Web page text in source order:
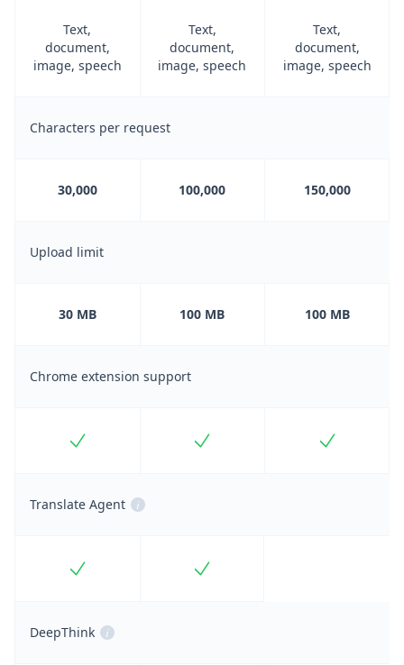
Text,
document,
image, speech
Text,
document,
image, speech
Text,
document,
image, speech
Characters per request
30,000 100,000 150,000
Upload limit
30 MB 100 MB 100 MB
Chrome extension support
Included Included Included
Translate Agent i
Included Included
DeepThink i